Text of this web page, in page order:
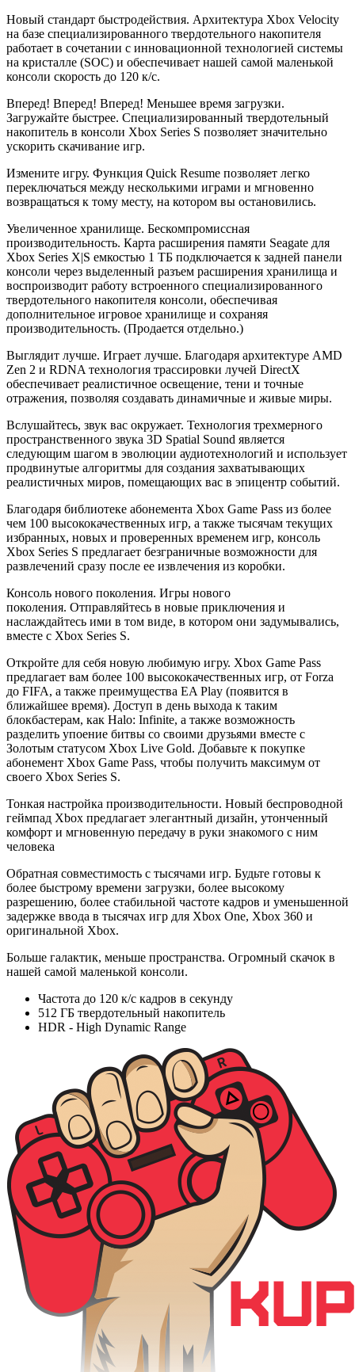
Новый стандарт быстродействия. Архитектура Xbox Velocity
на базе специализированного твердотельного накопителя
работает в сочетании с инновационной технологией системы
на кристалле (SOC) и обеспечивает нашей самой маленькой
консоли скорость до 120 к/с.
Вперед! Вперед! Вперед! Меньшее время загрузки.
Загружайте быстрее. Специализированный твердотельный
накопитель в консоли Xbox Series S позволяет значительно
ускорить скачивание игр.
Измените игру. Функция Quick Resume позволяет легко
переключаться между несколькими играми и мгновенно
возвращаться к тому месту, на котором вы остановились.
Увеличенное хранилище. Бескомпромиссная
производительность. Карта расширения памяти Seagate для
Xbox Series X|S емкостью 1 ТБ подключается к задней панели
консоли через выделенный разъем расширения хранилища и
воспроизводит работу встроенного специализированного
твердотельного накопителя консоли, обеспечивая
дополнительное игровое хранилище и сохраняя
производительность. (Продается отдельно.)
Выглядит лучше. Играет лучше. Благодаря архитектуре AMD
Zen 2 и RDNA технология трассировки лучей DirectX
обеспечивает реалистичное освещение, тени и точные
отражения, позволяя создавать динамичные и живые миры.
Вслушайтесь, звук вас окружает. Технология трехмерного
пространственного звука 3D Spatial Sound является
следующим шагом в эволюции аудиотехнологий и использует
продвинутые алгоритмы для создания захватывающих
реалистичных миров, помещающих вас в эпицентр событий.
Благодаря библиотеке абонемента Xbox Game Pass из более
чем 100 высококачественных игр, а также тысячам текущих
избранных, новых и проверенных временем игр, консоль
Xbox Series S предлагает безграничные возможности для
развлечений сразу после ее извлечения из коробки.
Консоль нового поколения. Игры нового
поколения. Отправляйтесь в новые приключения и
наслаждайтесь ими в том виде, в котором они задумывались,
вместе с Xbox Series S.
Откройте для себя новую любимую игру. Xbox Game Pass
предлагает вам более 100 высококачественных игр, от Forza
до FIFA, а также преимущества EA Play (появится в
ближайшее время). Доступ в день выхода к таким
блокбастерам, как Halo: Infinite, а также возможность
разделить упоение битвы со своими друзьями вместе с
Золотым статусом Xbox Live Gold. Добавьте к покупке
абонемент Xbox Game Pass, чтобы получить максимум от
своего Xbox Series S.
Тонкая настройка производительности. Новый беспроводной
геймпад Xbox предлагает элегантный дизайн, утонченный
комфорт и мгновенную передачу в руки знакомого с ним
человека
Обратная совместимость с тысячами игр. Будьте готовы к
более быстрому времени загрузки, более высокому
разрешению, более стабильной частоте кадров и уменьшенной
задержке ввода в тысячах игр для Xbox One, Xbox 360 и
оригинальной Xbox.
Больше галактик, меньше пространства. Огромный скачок в
нашей самой маленькой консоли.
Частота до 120 к/с кадров в секунду
512 ГБ твердотельный накопитель
HDR - High Dynamic Range